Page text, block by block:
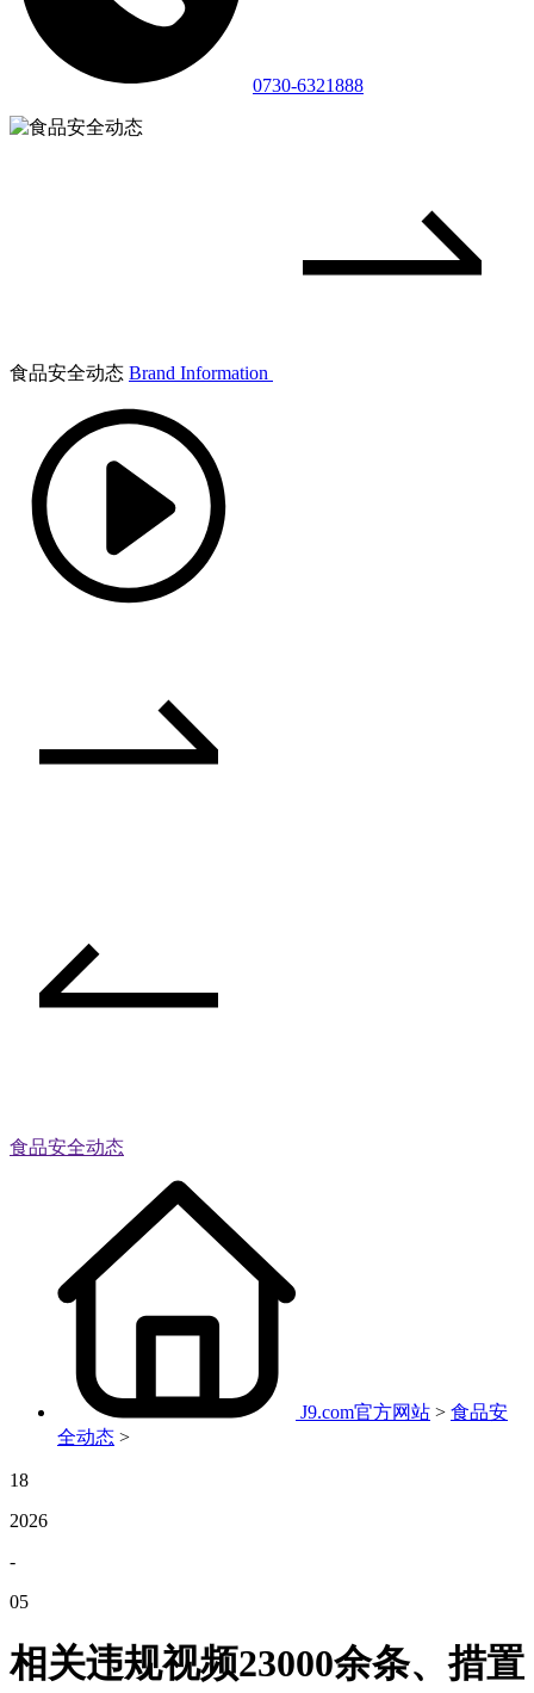
0730-6321888
食品安全动态 Brand Information
食品安全动态
J9.com官方网站 > 食品安
全动态 >
18
2026
-
05
相关违规视频23000余条、措置